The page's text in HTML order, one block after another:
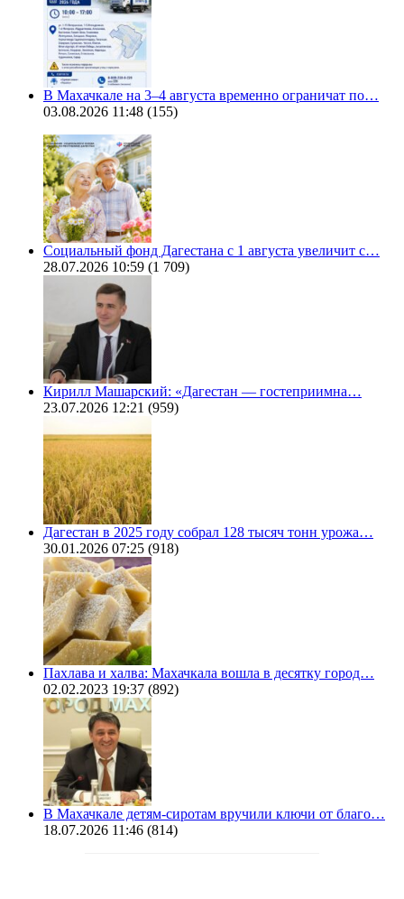
В Махачкале на 3–4 августа временно ограничат по…
03.08.2026 11:48 (155)
Социальный фонд Дагестана с 1 августа увеличит с…
28.07.2026 10:59 (1 709)
Кирилл Машарский: «Дагестан — гостеприимна…
23.07.2026 12:21 (959)
Дагестан в 2025 году собрал 128 тысяч тонн урожа…
30.01.2026 07:25 (918)
Пахлава и халва: Махачкала вошла в десятку город…
02.02.2023 19:37 (892)
В Махачкале детям-сиротам вручили ключи от благо…
18.07.2026 11:46 (814)